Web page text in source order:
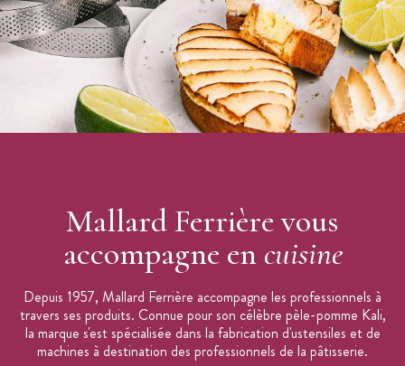
Mallard Ferrière vous
accompagne en cuisine
Depuis 1957, Mallard Ferrière accompagne les professionnels à
travers ses produits. Connue pour son célèbre pèle-pomme Kali,
la marque s'est spécialisée dans la fabrication d'ustensiles et de
machines à destination des professionnels de la pâtisserie.